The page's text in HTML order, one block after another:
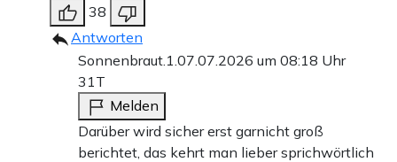
38
Antworten
Sonnenbraut.1. 07.07.2026 um 08:18 Uhr
31T
Melden
Darüber wird sicher erst garnicht groß
berichtet, das kehrt man lieber sprichwörtlich